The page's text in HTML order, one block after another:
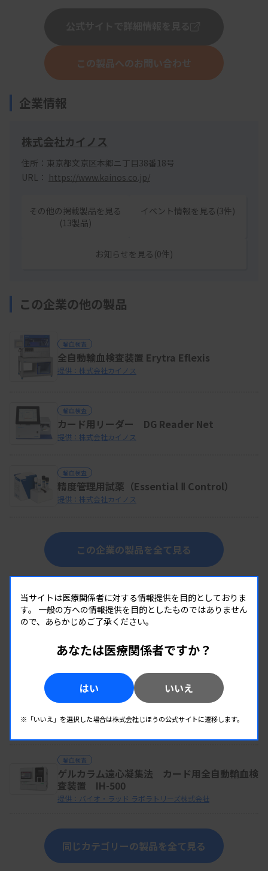
この製品へのお問い合わせ
企業情報
株式会社カイノス
住所：東京都文京区本郷ニ丁目38番18号
URL： https://www.kainos.co.jp/
その他の掲載製品を見る
(13製品)
イベント情報を見る(3件)
お知らせを見る(0件)
この企業の他の製品
輸血検査
全自動輸血検査装置 Erytra Eflexis
提供：株式会社カイノス
輸血検査
カード用リーダー DG Reader Net
提供：株式会社カイノス
輸血検査
精度管理用試薬（Essential Ⅱ Control）
提供：株式会社カイノス
この企業の製品を全て見る
同じカテゴリーの製品
輸血検査
Swift Analyzer
輸血検査
血液型分析装置 ORTHO VISION™ Swift
Analyzer
輸血検査
ゲルカラム遠心凝集法 カード用全自動輸血検
査装置 IH-500
提供：バイオ・ラッド ラボラトリーズ株式会社
同じカテゴリーの製品を全て見る
当サイトは医療関係者に対する情報提供を目的としておりま
す。 一般の方への情報提供を目的としたものではありません
ので、あらかじめご了承ください。
あなたは医療関係者ですか？
はい いいえ
※「いいえ」を選択した場合は株式会社じほうの公式サイトに遷移します。